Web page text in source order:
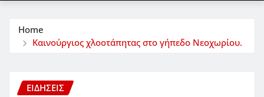
Home
Καινούργιος χλοοτάπητας στο γήπεδο Νεοχωρίου.
ΕΙΔΗΣΕΙΣ